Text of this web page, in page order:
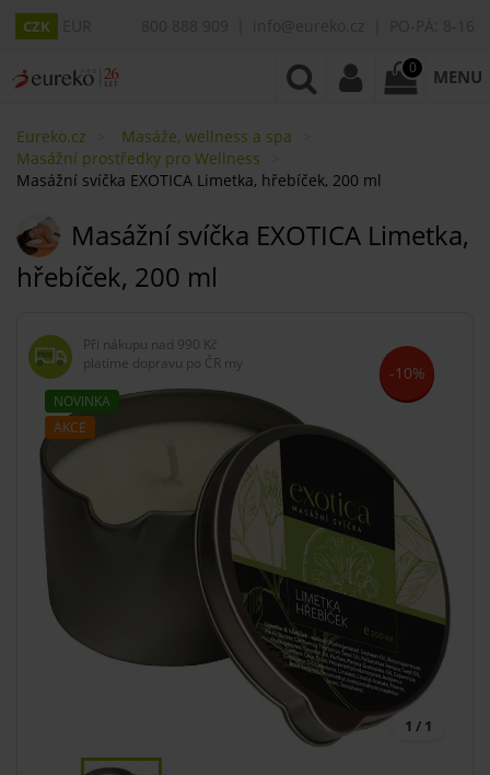
CZK
0 MENU
Eureko.cz
Masáže, wellness a spa
Masážní prostředky pro Wellness
Masážní svíčka EXOTICA Limetka, hřebíček, 200 ml
Masážní svíčka EXOTICA Limetka,
hřebíček, 200 ml
Při nákupu nad 990 Kč
platíme dopravu po ČR my
NOVINKA
AKCE
-10%
1 / 1